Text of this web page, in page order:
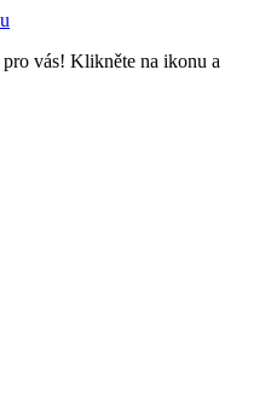
vás! Klikněte na ikonu a